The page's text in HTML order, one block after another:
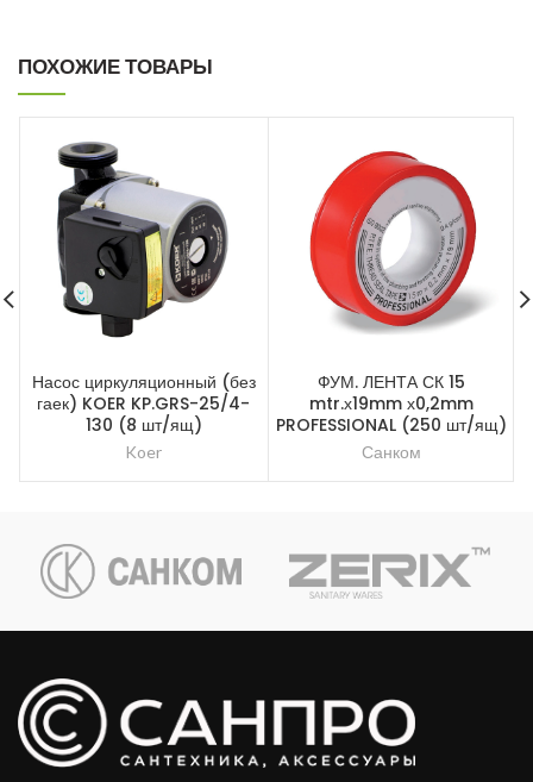
ПОХОЖИЕ ТОВАРЫ
Насос циркуляционный (без
гаек) KOER KP.GRS-25/4-
130 (8 шт/ящ)
Koer
ФУМ. ЛЕНТА СК 15
mtr.х19mm х0,2mm
PROFESSIONAL (250 шт/ящ)
Санком